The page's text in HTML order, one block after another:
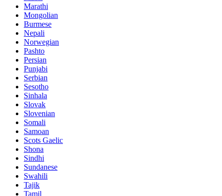
Marathi
Mongolian
Burmese
Nepali
Norwegian
Pashto
Persian
Punjabi
Serbian
Sesotho
Sinhala
Slovak
Slovenian
Somali
Samoan
Scots Gaelic
Shona
Sindhi
Sundanese
Swahili
Tajik
Tamil